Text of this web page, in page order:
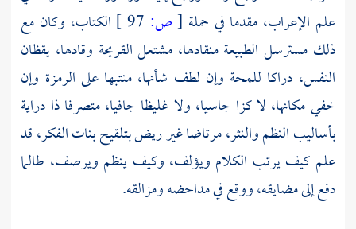
علم الإعراب، مقدما في حملة [ص:
الكتاب، وكان مع
ذلك مسترسل الطبيعة منقادها، مشتعل القريحة وقادها، يقظان
النفس، دراكا للمحة وإن لطف شأنها، منتبها على الرمزة وإن
خفي مكانها، لا كزا جاسيا، ولا غليظا جافيا، متصرفا ذا دراية
بأساليب النظم والنثر، مرتاضا غير ريض بتلقيح بنات الفكر، قد
علم كيف يرتب الكلام ويؤلف، وكيف ينظم ويرصف، طالما
دفع إلى مضايقه، ووقع في مداحضه ومزالقه.